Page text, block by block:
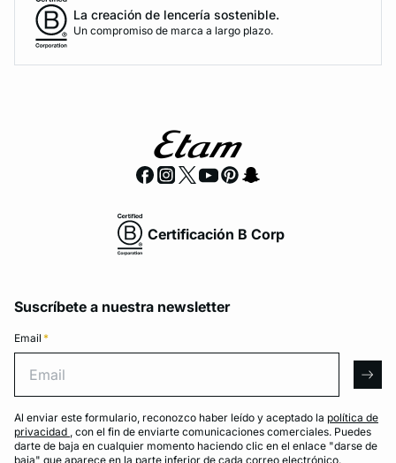
La creación de lencería sostenible.
Un compromiso de marca a largo plazo.
Certificación B Corp
Suscríbete a nuestra newsletter
Email *
Al enviar este formulario, reconozco haber leído y aceptado la política de
privacidad , con el fin de enviarte comunicaciones comerciales. Puedes
darte de baja en cualquier momento haciendo clic en el enlace "darse de
baja" que aparece en la parte inferior de cada correo electrónico.